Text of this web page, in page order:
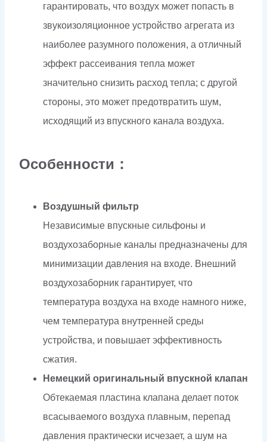
гарантировать, что воздух может попасть в
звукоизоляционное устройство агрегата из
наиболее разумного положения, а отличный
эффект рассеивания тепла может
значительно снизить расход тепла; с другой
стороны, это может предотвратить шум,
исходящий из впускного канала воздуха.
Особенности：
Воздушный фильтр
Независимые впускные сильфоны и
воздухозаборные каналы предназначены для
минимизации давления на входе. Внешний
воздухозаборник гарантирует, что
температура воздуха на входе намного ниже,
чем температура внутренней среды
устройства, и повышает эффективность
сжатия.
Немецкий оригинальный впускной клапан
Обтекаемая пластина клапана делает поток
всасываемого воздуха плавным, перепад
давления практически исчезает, а шум на